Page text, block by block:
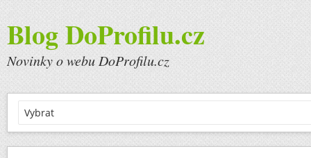
Blog DoProfilu.cz
Novinky o webu DoProfilu.cz